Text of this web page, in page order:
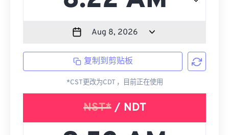
复制到剪贴板
*CST更改为CDT ，目前正在使用
NST*/ NDT